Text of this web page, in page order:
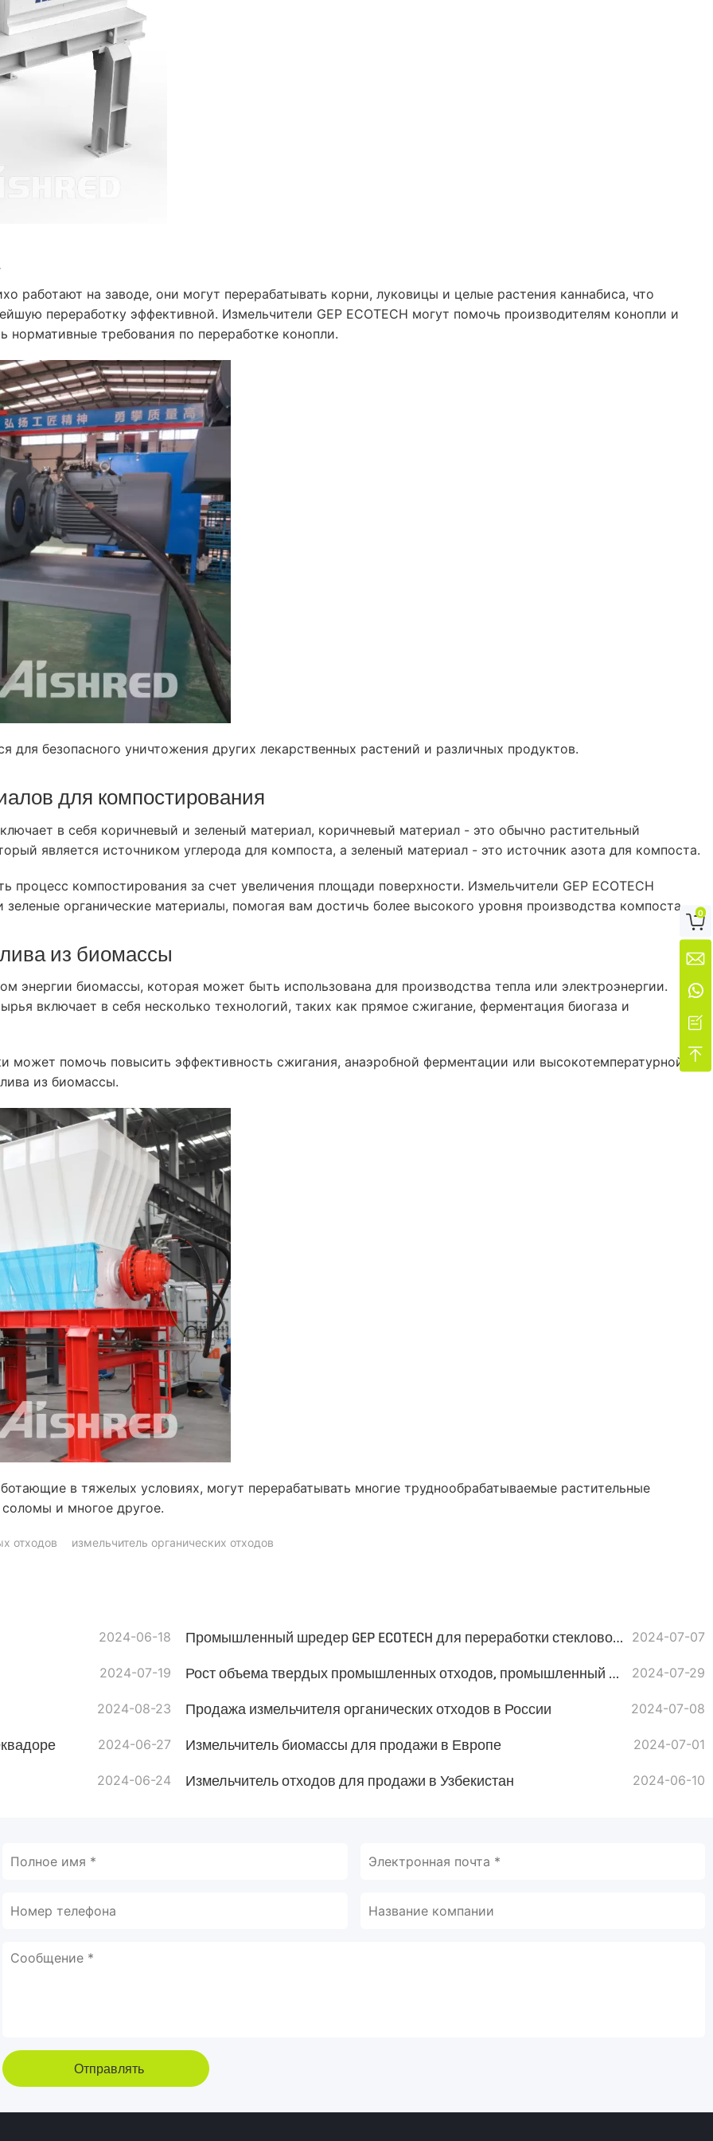
работают на заводе, они могут перерабатывать корни, луковицы и целые растения каннабиса, что
переработку эффективной. Измельчители GEP ECOTECH могут помочь производителям конопли и
требования по переработке конопли.
для безопасного уничтожения других лекарственных растений и различных продуктов.
для компостирования
в себя коричневый и зеленый материал, коричневый материал - это обычно растительный
является источником углерода для компоста, а зеленый материал - это источник азота для компоста.
процесс компостирования за счет увеличения площади поверхности. Измельчители GEP ECOTECH
органические материалы, помогая вам достичь более высокого уровня производства компоста.
из биомассы
энергии биомассы, которая может быть использована для производства тепла или электроэнергии.
включает в себя несколько технологий, таких как прямое сжигание, ферментация биогаза и
может помочь повысить эффективность сжигания, анаэробной ферментации или высокотемпературной
из биомассы.
в тяжелых условиях, могут перерабатывать многие труднообрабатываемые растительные
и многое другое.
отходов измельчитель органических отходов
2024-06-18 Промышленный шредер GEP ECOTECH для переработки стекловолокна 2024-07-07
2024-07-19 Рост объема твердых промышленных отходов, промышленный шредер GEP ECOTECH справится с этой задачей 2024-07-29
2024-08-23 Продажа измельчителя органических отходов в России 2024-07-08
2024-06-27 Измельчитель биомассы для продажи в Европе 2024-07-01
2024-06-24 Измельчитель отходов для продажи в Узбекистан 2024-06-10
Отправлять

0



